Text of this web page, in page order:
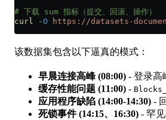
# 下载 sum 指标（提交、回滚、操作）
curl -O https://datasets-
该数据集包含以下逼真的模式：
早晨连接高峰 (08:00) - 登录高
缓存性能问题 (11:00) -
应用程序缺陷 (14:00-14:30) -
死锁事件 (14:15、16:30) - 罕